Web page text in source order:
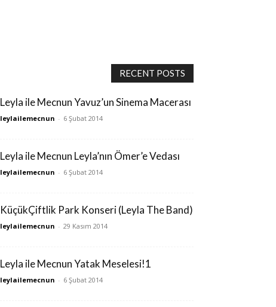
RECENT POSTS
Leyla ile Mecnun Yavuz’un Sinema Macerası
leylailemecnun - 6 Şubat 2014
Leyla ile Mecnun Leyla’nın Ömer’e Vedası
leylailemecnun - 6 Şubat 2014
KüçükÇiftlik Park Konseri (Leyla The Band)
leylailemecnun - 29 Kasım 2014
Leyla ile Mecnun Yatak Meselesi!1
leylailemecnun - 6 Şubat 2014